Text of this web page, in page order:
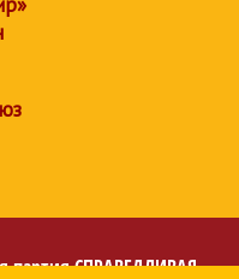
партияСПРАВЕДЛИВАЯ